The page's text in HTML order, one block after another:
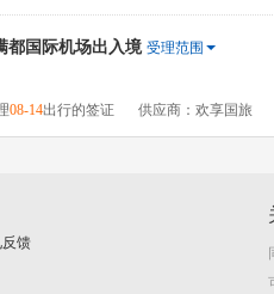
都国际机场出入境 受理范围
08-14出行的签证 供应商：欢享国旅
馈